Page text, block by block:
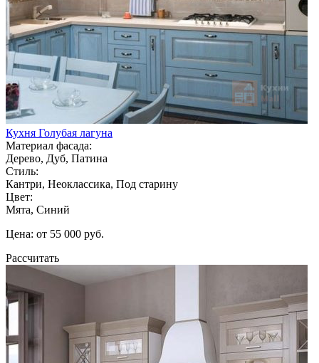
Кухня Голубая лагуна
Материал фасада:
Дерево, Дуб, Патина
Стиль:
Кантри, Неоклассика, Под старину
Цвет:
Мята, Синий
Цена: от 55 000 руб.
Рассчитать